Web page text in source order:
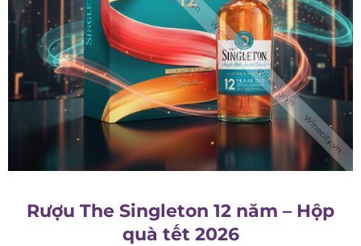
Rượu The Singleton 12 năm – Hộp
quà tết 2026